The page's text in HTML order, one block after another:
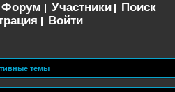
Форум Участники
Поиск
Войти
темы